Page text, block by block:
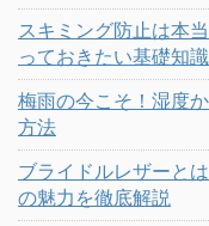
スキミング防止は本
っておきたい基礎知識
梅雨の今こそ！湿度
方法
ブライドルレザーと
の魅力を徹底解説